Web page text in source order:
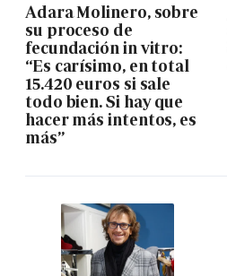
Adara Molinero, sobre
su proceso de
fecundación in vitro:
“Es carísimo, en total
15.420 euros si sale
todo bien. Si hay que
hacer más intentos, es
más”